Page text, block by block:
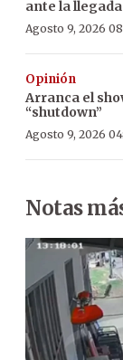
ante la
Agosto 9, 2026
Opinión
Arranca el
“shutdown”
Agosto 9, 2026
Notas